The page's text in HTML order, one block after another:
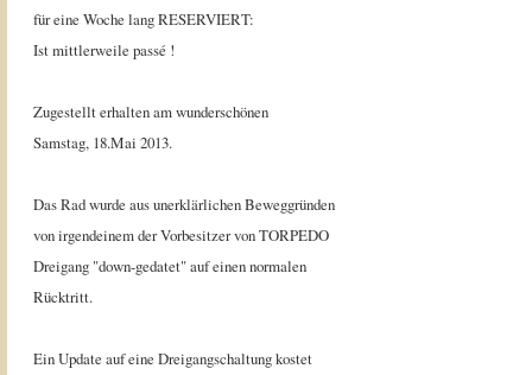
für eine Woche lang RESERVIERT:
Ist mittlerweile passé !
Zugestellt erhalten am wunderschönen
Samstag, 18.Mai 2013.
Das Rad wurde aus unerklärlichen Beweggründen
von irgendeinem der Vorbesitzer von TORPEDO
Dreigang "down-gedatet" auf einen normalen
Rücktritt.
Ein Update auf eine Dreigangschaltung kostet